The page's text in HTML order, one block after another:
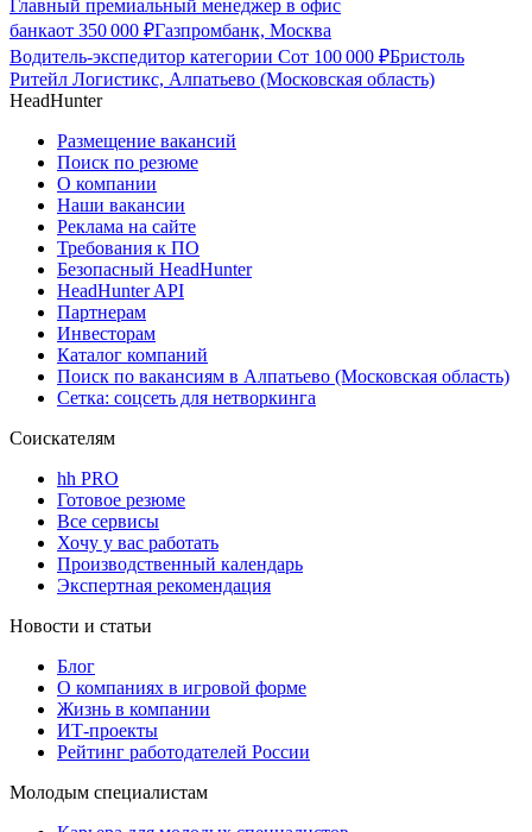
Главный премиальный менеджер в офис
банкаот 350 000 ₽Газпромбанк, Москва
Водитель-экспедитор категории Сот 100 000 ₽Бристоль
Ритейл Логистикс, Алпатьево (Московская область)
HeadHunter
Размещение вакансий
Поиск по резюме
О компании
Наши вакансии
Реклама на сайте
Требования к ПО
Безопасный HeadHunter
HeadHunter API
Партнерам
Инвесторам
Каталог компаний
Поиск по вакансиям в Алпатьево (Московская область)
Сетка: соцсеть для нетворкинга
Соискателям
hh PRO
Готовое резюме
Все сервисы
Хочу у вас работать
Производственный календарь
Экспертная рекомендация
Новости и статьи
Блог
О компаниях в игровой форме
Жизнь в компании
ИТ-проекты
Рейтинг работодателей России
Молодым специалистам